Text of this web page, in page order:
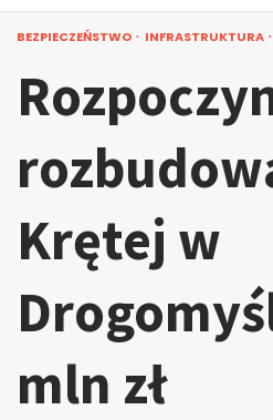
BEZPIECZEŃSTWO INFRASTRUKTURA
Krętej w
mln zł